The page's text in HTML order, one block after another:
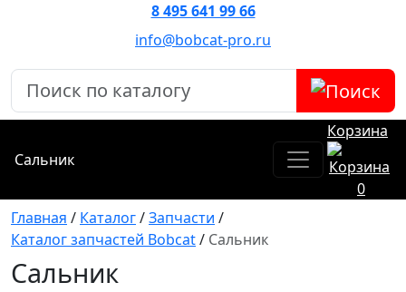
8 495 641 99 66
info@bobcat-pro.ru
Сальник
Корзина
0
Главная / Каталог/Запчасти /
Каталог запчастей Bobcat/ Сальник
Сальник